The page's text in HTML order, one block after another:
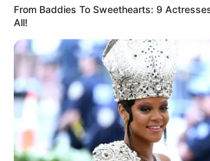
Langka Banget! 10 Pose Lucu
Katak yang Bikin Ketawa
Gemes
From Baddies To Sweethearts: 9
All!